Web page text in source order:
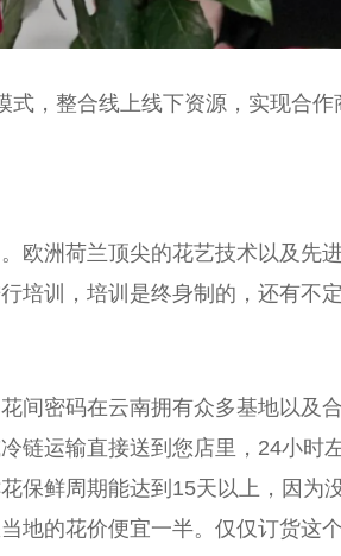
，整合线上线下资源，实现合作
欧洲荷兰顶尖的花艺技术以及先
培训，培训是终身制的，还有不
间密码在云南拥有众多基地以及
链运输直接送到您店里，24小时
保鲜周期能达到15天以上，因为
地的花价便宜一半。仅仅订货这